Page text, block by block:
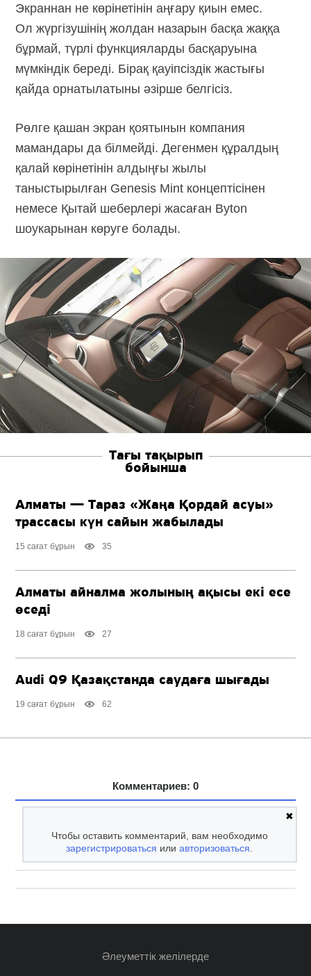
Экраннан не көрінетінін аңғару қиын емес.
Ол жүргізушінің жолдан назарын басқа жаққа
бұрмай, түрлі функцияларды басқаруына
мүмкіндік береді. Бірақ қауіпсіздік жастығы
қайда орнатылатыны әзірше белгісіз.
Рөлге қашан экран қоятынын компания
мамандары да білмейді. Дегенмен құралдың
қалай көрінетінін алдыңғы жылы
таныстырылған Genesis Mint концептісінен
немесе Қытай шеберлері жасаған Byton
шоукарынан көруге болады.
Тағы тақырып
бойынша
Алматы — Тараз «Жаңа Қордай асуы»
трассасы күн сайын жабылады
15 сағат бұрын 35
Алматы айналма жолының ақысы екі есе
өседі
18 сағат бұрын 27
Audi Q9 Қазақстанда саудаға шығады
19 сағат бұрын 62
Комментариев: 0
✖
Чтобы оставить комментарий, вам необходимо
зарегистрироваться илиавторизоваться.
Әлеуметтік желілерде